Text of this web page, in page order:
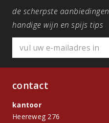
de scherpste aanbiedingen
handige wijn en spijs tips
contact
kantoor
Heereweg 276